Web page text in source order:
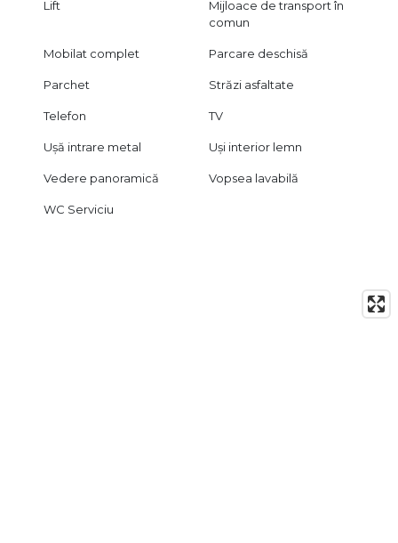
Lift
Mijloace de transport în
comun
Mobilat complet Parcare deschisă
Parchet Străzi asfaltate
Telefon TV
Ușă intrare metal Uși interior lemn
Vedere panoramică Vopsea lavabilă
WC Serviciu